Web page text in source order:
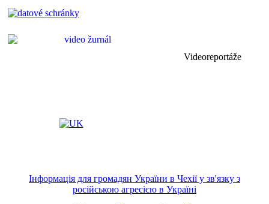
Videoreportáže
Інформація для громадян України в Чехії у зв'язку з
російською агресією в Україні